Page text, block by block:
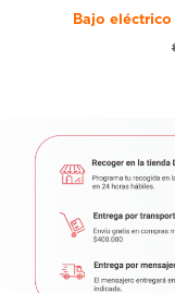
Bajo eléctrico